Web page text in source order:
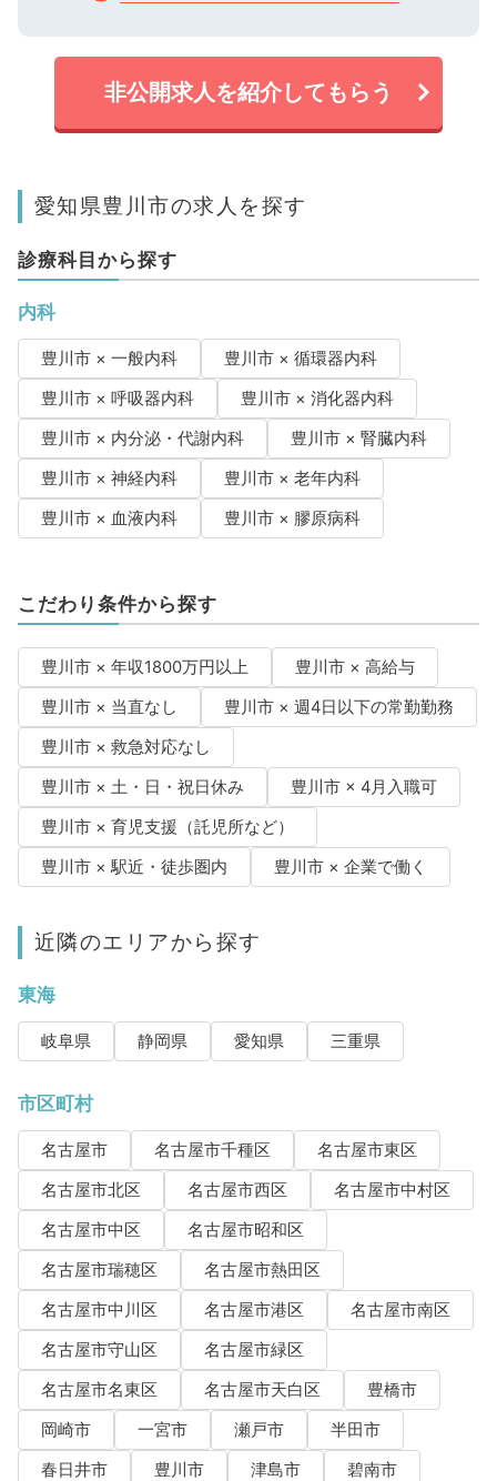
非公開求人を紹介してもらう
愛知県豊川市の求人を探す
診療科目から探す
内科
豊川市 × 一般内科
豊川市 × 循環器内科
豊川市 × 呼吸器内科
豊川市 × 消化器内科
豊川市 × 内分泌・代謝内科
豊川市 × 腎臓内科
豊川市 × 神経内科
豊川市 × 老年内科
豊川市 × 血液内科
豊川市 × 膠原病科
こだわり条件から探す
豊川市 × 年収1800万円以上
豊川市 × 高給与
豊川市 × 当直なし
豊川市 × 週4日以下の常勤勤務
豊川市 × 救急対応なし
豊川市 × 土・日・祝日休み
豊川市 × 4月入職可
豊川市 × 育児支援（託児所など）
豊川市 × 駅近・徒歩圏内
豊川市 × 企業で働く
近隣のエリアから探す
東海
岐阜県 静岡県 愛知県 三重県
市区町村
名古屋市 名古屋市千種区
名古屋市東区
名古屋市北区
名古屋市西区
名古屋市中村区
名古屋市中区
名古屋市昭和区
名古屋市瑞穂区
名古屋市熱田区
名古屋市中川区
名古屋市港区
名古屋市南区
名古屋市守山区
名古屋市緑区
名古屋市名東区
名古屋市天白区
豊橋市
岡崎市
一宮市 瀬戸市
半田市
春日井市
豊川市 津島市
碧南市